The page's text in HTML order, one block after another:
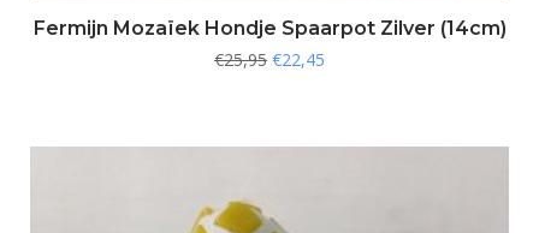
Fermijn Mozaïek Hondje Spaarpot Zilver (14cm)
€25,95 €22,45